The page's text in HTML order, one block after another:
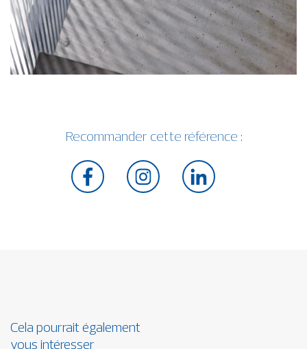
Recommander cette référence :
Cela pourrait également
vous intéresser